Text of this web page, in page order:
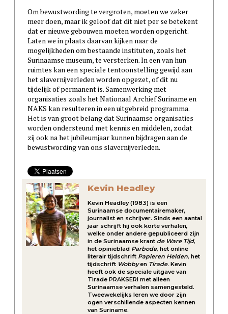
Om bewustwording te vergroten, moeten we zeker
meer doen, maar ik geloof dat dit niet per se betekent
dat er nieuwe gebouwen moeten worden opgericht.
Laten we in plaats daarvan kijken naar de
mogelijkheden om bestaande instituten, zoals het
Surinaamse museum, te versterken. In een van hun
ruimtes kan een speciale tentoonstelling gewijd aan
het slavernijverleden worden opgezet, of dit nu
tijdelijk of permanent is. Samenwerking met
organisaties zoals het Nationaal Archief Suriname en
NAKS kan resulteren in een uitgebreid programma.
Het is van groot belang dat Surinaamse organisaties
worden ondersteund met kennis en middelen, zodat
zij ook na het jubileumjaar kunnen bijdragen aan de
bewustwording van ons slavernijverleden.
Kevin Headley
Kevin Headley (1983) is een
Surinaamse documentairemaker,
journalist en schrijver. Sinds een aantal
jaar schrijft hij ook korte verhalen,
welke onder andere gepubliceerd zijn
in de Surinaamse krant de Ware Tijd,
het opinieblad Parbode, het online
literair tijdschrift Papieren Helden, het
tijdschrift Wobbyen Tirade. Kevin
heeft ook de speciale uitgave van
Tirade PRAKSERI met alleen
Surinaamse verhalen samengesteld.
Tweewekelijks leren we door zijn
ogen verschillende aspecten kennen
van Suriname.